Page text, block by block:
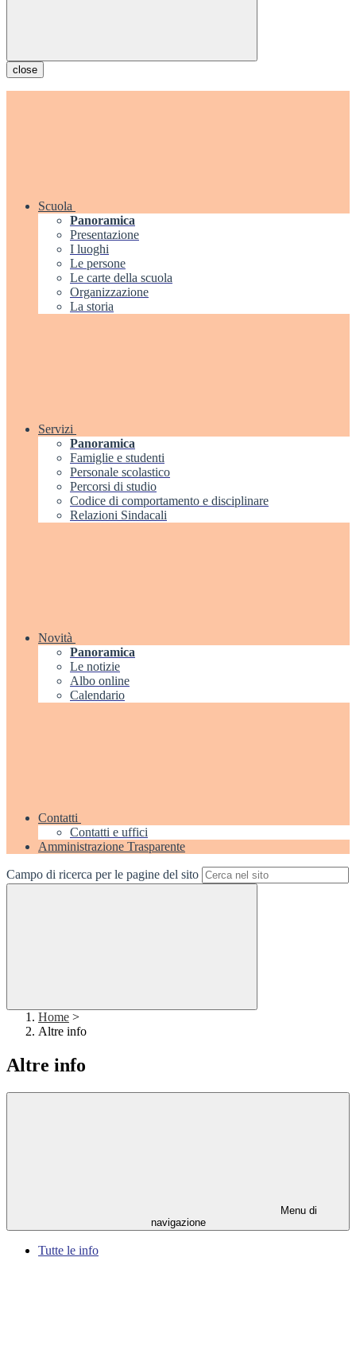
close
Scuola
Panoramica
Presentazione
I luoghi
Le persone
Le carte della scuola
Organizzazione
La storia
Servizi
Panoramica
Famiglie e studenti
Personale scolastico
Percorsi di studio
Codice di comportamento e disciplinare
Relazioni Sindacali
Novità
Panoramica
Le notizie
Albo online
Calendario
Contatti
Contatti e uffici
Amministrazione Trasparente
Campo di ricerca per le pagine del sito
Home >
Altre info
Altre info
Menu di
navigazione
Tutte le info